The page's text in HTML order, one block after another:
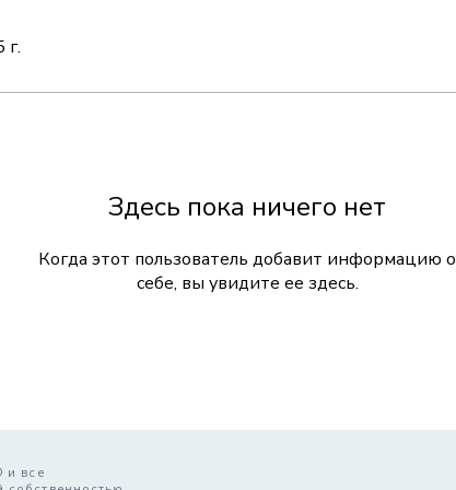
г.
Здесь пока ничего нет
Когда этот пользователь добавит информацию о
себе, вы увидите ее здесь.
и все